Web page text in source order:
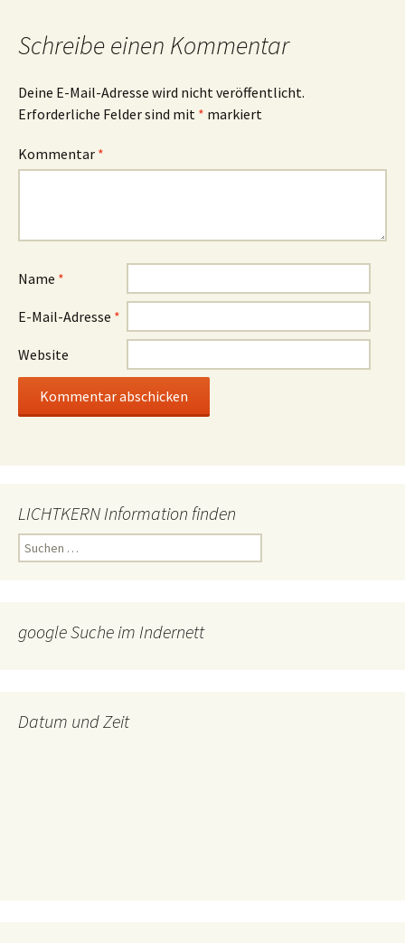
Schreibe einen Kommentar
Deine E-Mail-Adresse wird nicht veröffentlicht.
Erforderliche Felder sind mit * markiert
Kommentar *
Name *
E-Mail-Adresse *
Website
LICHTKERN Information finden
Suchen
nach:
google Suche im Indernett
Datum und Zeit